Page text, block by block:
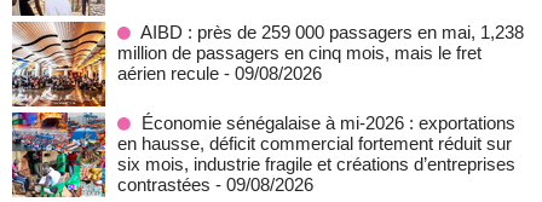
AIBD : près de 259 000 passagers en mai, 1,238
million de passagers en cinq mois, mais le fret
aérien recule - 09/08/2026
Économie sénégalaise à mi-2026 : exportations
en hausse, déficit commercial fortement réduit sur
six mois, industrie fragile et créations d’entreprises
contrastées - 09/08/2026